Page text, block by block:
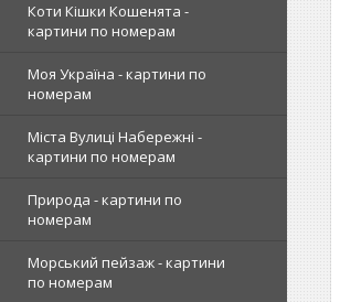
Коти Кішки Кошенята -
картини по номерам
Моя Україна - картини по
номерам
Міста Вулиці Набережні -
картини по номерам
Природа - картини по
номерам
Морський пейзаж - картини
по номерам